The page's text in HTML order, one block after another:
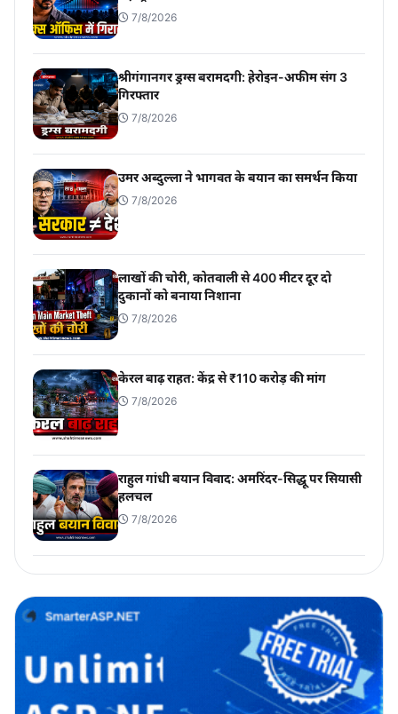
7/8/2026
श्रीगंगानगर ड्रग्स बरामदगी: हेरोइन-अफीम संग 3
गिरफ्तार
7/8/2026
उमर अब्दुल्ला ने भागवत के बयान का समर्थन किया
7/8/2026
लाखों की चोरी, कोतवाली से 400 मीटर दूर दो
दुकानों को बनाया निशाना
7/8/2026
केरल बाढ़ राहत: केंद्र से ₹110 करोड़ की मांग
7/8/2026
राहुल गांधी बयान विवाद: अमरिंदर-सिद्धू पर सियासी
हलचल
7/8/2026